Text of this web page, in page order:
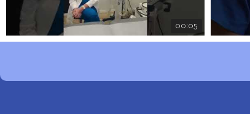
00:05